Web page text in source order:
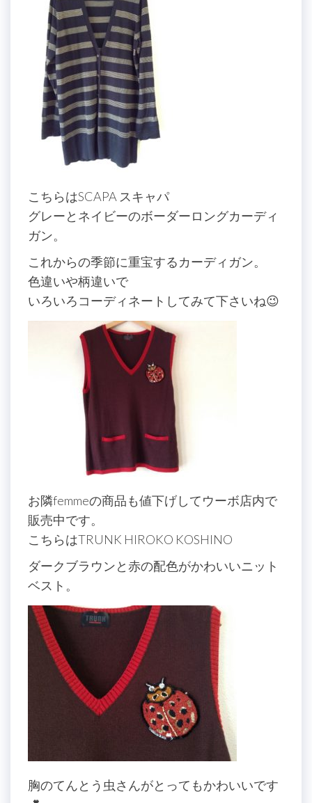
こちらはSCAPA スキャパ
グレーとネイビーのボーダーロングカーディ
ガン。
これからの季節に重宝するカーディガン。
色違いや柄違いで
いろいろコーディネートしてみて下さいね😉
お隣femmeの商品も値下げしてウーボ店内で
販売中です。
こちらはTRUNK HIROKO KOSHINO
ダークブラウンと赤の配色がかわいいニット
ベスト。
胸のてんとう虫さんがとってもかわいいです